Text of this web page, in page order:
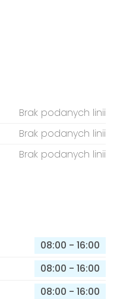
Brak podanych linii
Brak podanych linii
Brak podanych linii
08:00 - 16:00
08:00 - 16:00
08:00 - 16:00